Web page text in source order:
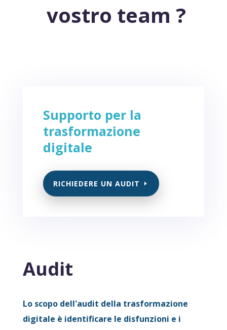
vostro team ?
Supporto per la
trasformazione
digitale
RICHIEDERE UN AUDIT
Audit
Lo scopo dell'audit della trasformazione
digitale è identificare le disfunzioni e i